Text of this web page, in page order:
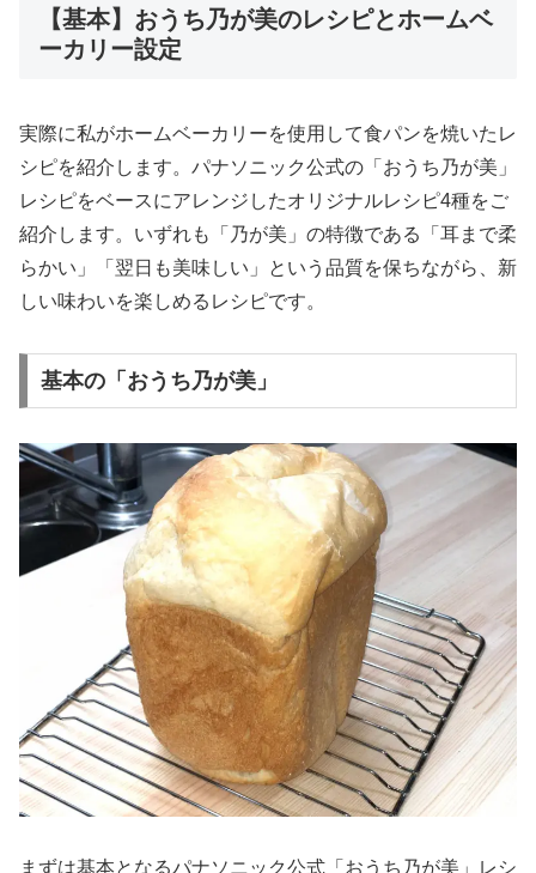
【基本】おうち乃が美のレシピとホームベ
ーカリー設定
実際に私がホームベーカリーを使用して食パンを焼いたレ
シピを紹介します。パナソニック公式の「おうち乃が美」
レシピをベースにアレンジしたオリジナルレシピ4種をご
紹介します。いずれも「乃が美」の特徴である「耳まで柔
らかい」「翌日も美味しい」という品質を保ちながら、新
しい味わいを楽しめるレシピです。
基本の「おうち乃が美」
まずは基本となるパナソニック公式「おうち乃が美」レシ